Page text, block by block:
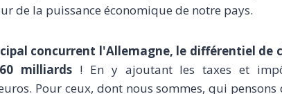
de la puissance économique de notre pays.
concurrent l'Allemagne, le différentiel de
milliards! En y ajoutant les taxes et
Pour ceux, dont nous sommes, qui